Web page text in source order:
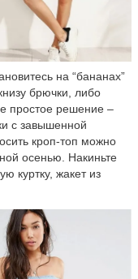
на “бананах”
брючки, либо
простое решение –
с завышенной
кроп-топ можно
осенью. Накиньте
куртку, жакет из